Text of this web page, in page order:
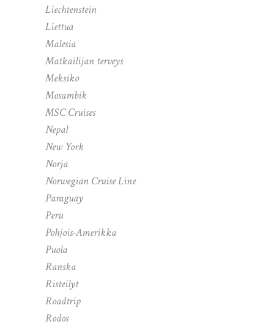
Liechtenstein
Liettua
Malesia
Matkailijan terveys
Meksiko
Mosambik
MSC Cruises
Nepal
New York
Norja
Norwegian Cruise Line
Paraguay
Peru
Pohjois-Amerikka
Puola
Ranska
Risteilyt
Roadtrip
Rodos